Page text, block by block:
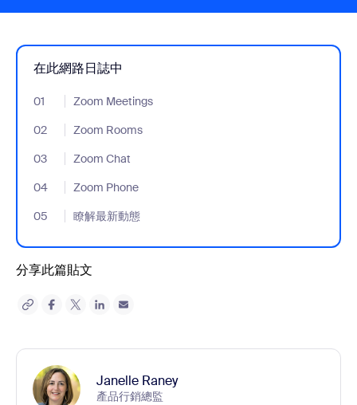
在此網路日誌中
01 Zoom Meetings
- Jumplink to Zoom Meetings
02
Zoom Rooms
- Jumplink to Zoom Rooms
03
Zoom Chat
- Jumplink to Zoom Chat
04
Zoom Phone
- Jumplink to Zoom Phone
05
瞭解最新動態
- Jumplink to 瞭解最新動態
分享此篇貼文
Janelle Raney
產品行銷總監